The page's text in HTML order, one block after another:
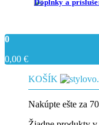
Doplnky a
0
0,00 €
KOŠÍK
Nakúpte ešte za